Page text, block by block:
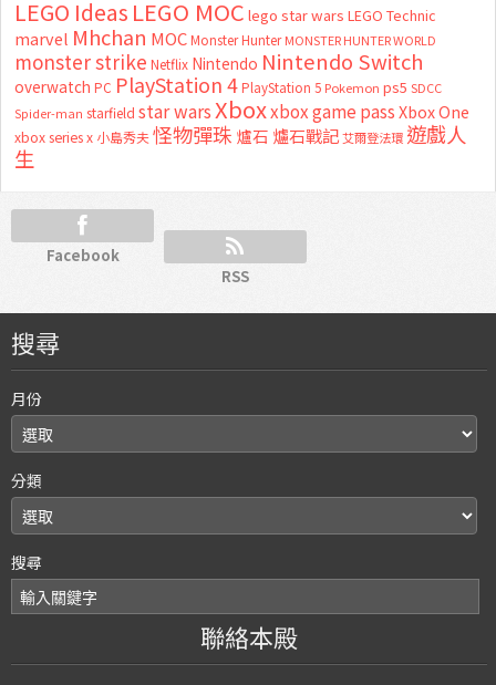
LEGO Ideas LEGO MOC lego star wars LEGO Technic
marvel Mhchan MOC Monster Hunter MONSTER HUNTER WORLD
monster strike Netflix Nintendo Nintendo Switch
overwatch PC PlayStation 4 PlayStation 5 Pokemon ps5 SDCC
Spider-man starfield star wars Xboxxbox game passXbox One
xbox series x 小島秀夫怪物彈珠 爐石 爐石戰記艾爾登法環 遊戲人
生
Facebook
RSS
搜尋
月份
分類
搜尋
聯絡本殿